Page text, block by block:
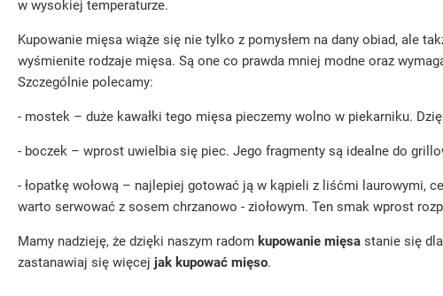
w wysokiej temperaturze.
Kupowanie mięsa wiąże się nie tylko z pomysłem na dany obiad, ale
wyśmienite rodzaje mięsa. Są one co prawda mniej modne oraz
Szczególnie polecamy:
- mostek – duże kawałki tego mięsa pieczemy wolno w piekarniku.
- boczek – wprost uwielbia się piec. Jego fragmenty są idealne do
- łopatkę wołową – najlepiej gotować ją w kąpieli z liśćmi laurowymi,
warto serwować z sosem chrzanowo - ziołowym. Ten smak wprost
Mamy nadzieję, że dzięki naszym radom kupowanie mięsa stanie się
zastanawiaj się więcej jak kupować mięso.